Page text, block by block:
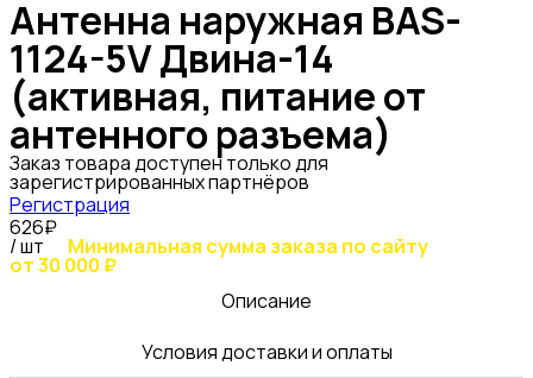
Антенна наружная BAS-
1124-5V Двина-14
(активная, питание от
антенного разъема)
Заказ товара доступен только для
зарегистрированных партнёров
Регистрация
626₽
/ шт Минимальная сумма заказа по сайту
от 30 000 ₽
Описание
Условия доставки и оплаты